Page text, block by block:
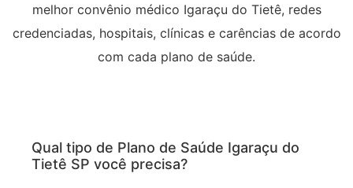
melhor convênio médico Igaraçu do Tietê, redes
credenciadas, hospitais, clínicas e carências de acordo
com cada plano de saúde.
Qual tipo de Plano de Saúde Igaraçu do
Tietê SP você precisa?